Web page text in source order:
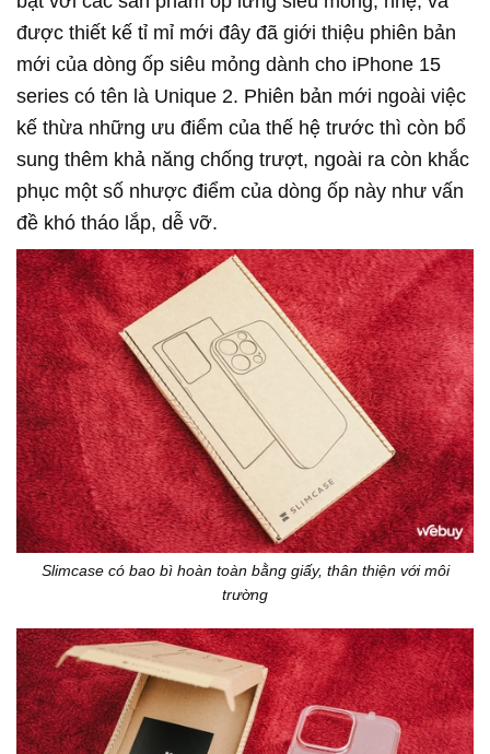
được thiết kế tỉ mỉ mới đây đã giới thiệu phiên bản
mới của dòng ốp siêu mỏng dành cho iPhone 15
series có tên là Unique 2. Phiên bản mới ngoài việc
kế thừa những ưu điểm của thế hệ trước thì còn bổ
sung thêm khả năng chống trượt, ngoài ra còn khắc
phục một số nhược điểm của dòng ốp này như vấn
đề khó tháo lắp, dễ vỡ.
Slimcase có bao bì hoàn toàn bằng giấy, thân thiện với môi
trường